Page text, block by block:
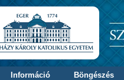
Információ
Böngészés